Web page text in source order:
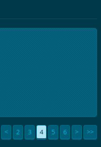
< 2 3 4 5 6 > >>